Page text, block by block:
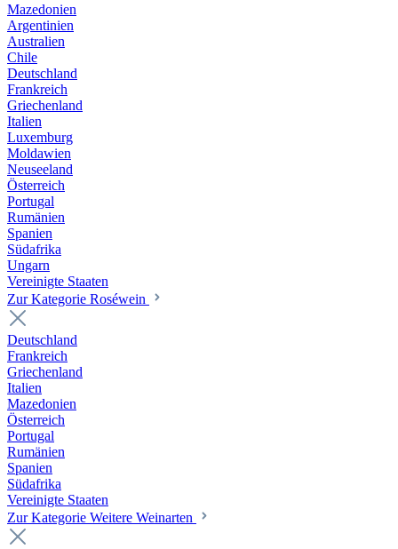
Mazedonien
Argentinien
Australien
Chile
Deutschland
Frankreich
Griechenland
Italien
Luxemburg
Moldawien
Neuseeland
Österreich
Portugal
Rumänien
Spanien
Südafrika
Ungarn
Vereinigte Staaten
Zur Kategorie Roséwein
Deutschland
Frankreich
Griechenland
Italien
Mazedonien
Österreich
Portugal
Rumänien
Spanien
Südafrika
Vereinigte Staaten
Zur Kategorie Weitere Weinarten